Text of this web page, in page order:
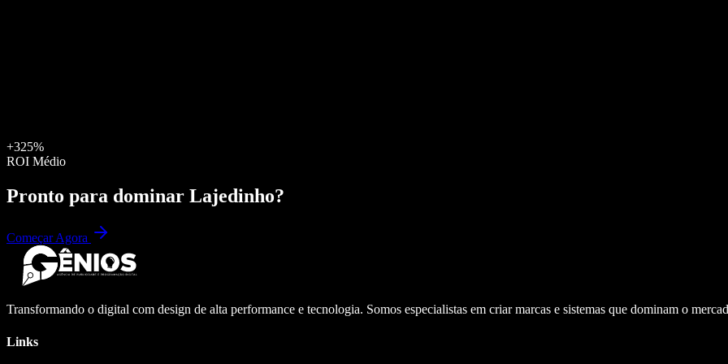
+325%
ROI Médio
Pronto para dominar Lajedinho?
Começar Agora
Transformando o digital com design de alta performance e tecnologia. Somos especialistas em criar marcas e sistemas que dominam o
Links